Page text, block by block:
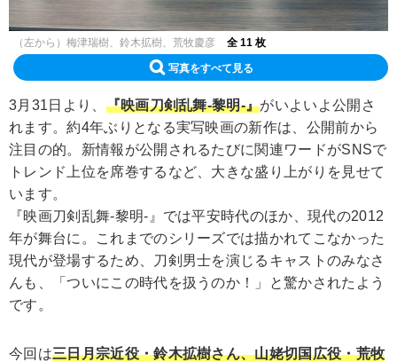
（左から）梅津瑞樹、鈴木拡樹、荒牧慶彦 全 11 枚
写真をすべて見る
3月31日より、 『映画刀剣乱舞-黎明-』がいよいよ公開さ
れます。約4年ぶりとなる実写映画の新作は、公開前から
注目の的。新情報が公開されるたびに関連ワードがSNSで
トレンド上位を席巻するなど、大きな盛り上がりを見せて
います。
『映画刀剣乱舞-黎明-』では平安時代のほか、現代の2012
年が舞台に。これまでのシリーズでは描かれてこなかった
現代が登場するため、刀剣男士を演じるキャストのみなさ
んも、「ついにこの時代を扱うのか！」と驚かされたよう
です。
今回は三日月宗近役・鈴木拡樹さん、山姥切国広役・荒牧